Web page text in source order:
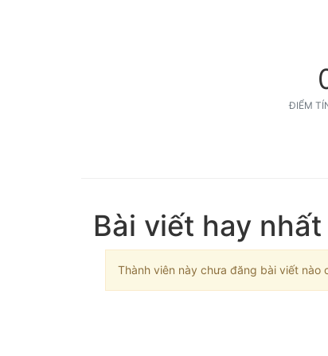
ĐIỂM
Bài viết hay
Thành viên này chưa đăng bài viết nào